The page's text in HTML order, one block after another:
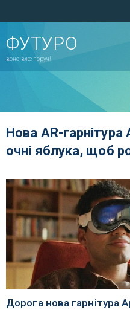
ФУТУРО
воно вже поруч!
Нова AR-гарнітура
очні яблука, щоб
Дорога нова гарнітура